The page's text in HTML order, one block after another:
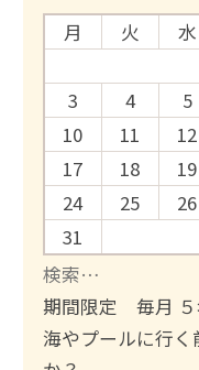
月
火 水
3
4 5
10
11 12
17
18 19
24
25 26
31
検
索
:
期間限定 毎月 ５
海やプールに行